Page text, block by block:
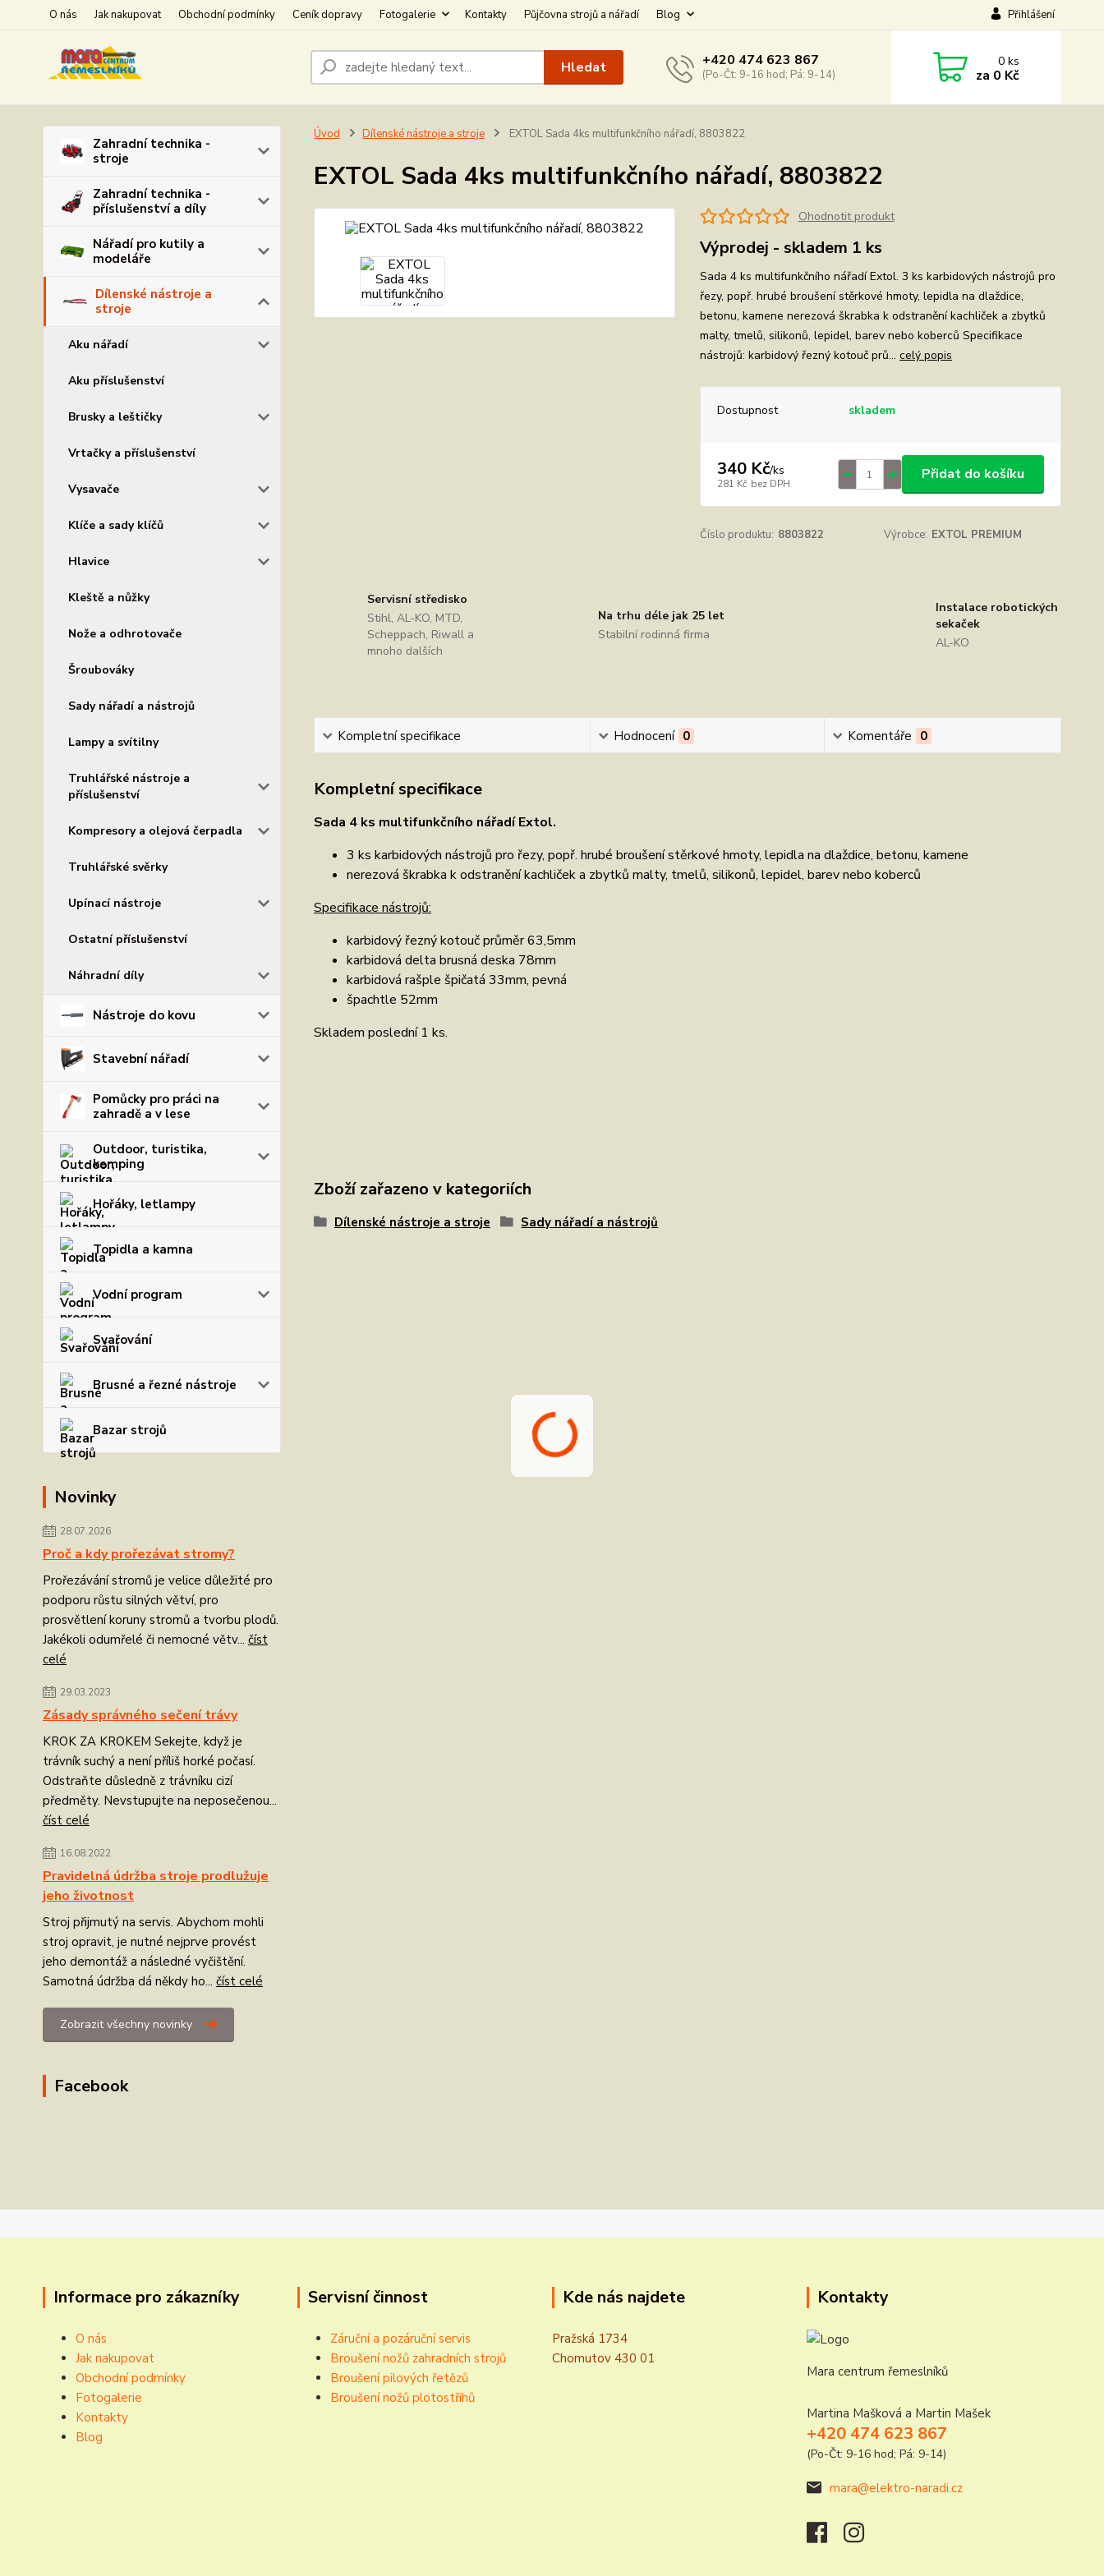
O nás Jak nakupovat Obchodní podmínky Ceník dopravy Fotogalerie Kontakty Půjčovna strojů a nářadí Blog Přihlášení
Hledat +420 474 623 867
(Po-Čt: 9-16 hod; Pá: 9-14)
0ks
za 0 Kč
Zahradní technika -
stroje
Zahradní technika -
příslušenství a díly
Nářadí pro kutily a
modeláře
Dílenské nástroje a
stroje
Aku nářadí
Aku příslušenství
Brusky a leštičky
Vrtačky a příslušenství
Vysavače
Klíče a sady klíčů
Hlavice
Kleště a nůžky
Nože a odhrotovače
Šroubováky
Sady nářadí a nástrojů
Lampy a svítilny
Truhlářské nástroje a
příslušenství
Kompresory a olejová čerpadla
Truhlářské svěrky
Upínací nástroje
Ostatní příslušenství
Náhradní díly
Nástroje do kovu
Stavební nářadí
Pomůcky pro práci na
zahradě a v lese
Outdoor, turistika,
kemping
Hořáky, letlampy
Topidla a kamna
Vodní program
Svařování
Brusné a řezné nástroje
Bazar strojů
Novinky
28.07.2026
Proč a kdy prořezávat stromy?
Prořezávání stromů je velice důležité pro
podporu růstu silných větví, pro
prosvětlení koruny stromů a tvorbu plodů.
Jakékoli odumřelé či nemocné větv... číst
celé
29.03.2023
Zásady správného sečení trávy
KROK ZA KROKEM Sekejte, když je
trávník suchý a není příliš horké počasí.
Odstraňte důsledně z trávníku cizí
předměty. Nevstupujte na neposečenou...
číst celé
16.08.2022
Pravidelná údržba stroje prodlužuje
jeho životnost
Stroj přijmutý na servis. Abychom mohli
stroj opravit, je nutné nejprve provést
jeho demontáž a následné vyčištění.
Samotná údržba dá někdy ho... číst celé
Zobrazit všechny novinky
Facebook
Úvod Dílenské nástroje a stroje EXTOL Sada 4ks multifunkčního nářadí, 8803822
EXTOL Sada 4ks multifunkčního nářadí, 8803822
Ohodnotit produkt
Výprodej - skladem 1 ks
Sada 4 ks multifunkčního nářadí Extol. 3 ks karbidových nástrojů pro
řezy, popř. hrubé broušení stěrkové hmoty, lepidla na dlaždice,
betonu, kamene nerezová škrabka k odstranění kachliček a zbytků
malty, tmelů, silikonů, lepidel, barev nebo koberců Specifikace
nástrojů: karbidový řezný kotouč prů... celý popis
Dostupnost skladem
340 Kč/ks
281 Kč bez DPH
Přidat do košíku
Číslo produktu: 8803822 Výrobce: EXTOL PREMIUM
Servisní středisko
Stihl, AL-KO, MTD,
Scheppach, Riwall a
mnoho dalších
Na trhu déle jak 25 let
Stabilní rodinná firma
Instalace robotických
sekaček
AL-KO
Kompletní specifikace Hodnocení 0 Komentáře 0
Kompletní specifikace
Sada 4 ks multifunkčního nářadí Extol.
3 ks karbidových nástrojů pro řezy, popř. hrubé broušení stěrkové hmoty, lepidla na dlaždice, betonu, kamene
nerezová škrabka k odstranění kachliček a zbytků malty, tmelů, silikonů, lepidel, barev nebo koberců
Specifikace nástrojů:
karbidový řezný kotouč průměr 63,5mm
karbidová delta brusná deska 78mm
karbidová rašple špičatá 33mm, pevná
špachtle 52mm
Skladem poslední 1 ks.
Zboží zařazeno v kategoriích
Dílenské nástroje a stroje Sady nářadí a nástrojů
Informace pro zákazníky
O nás
Jak nakupovat
Obchodní podmínky
Fotogalerie
Kontakty
Blog
Servisní činnost
Záruční a pozáruční servis
Broušení nožů zahradních strojů
Broušení pilových řetězů
Broušení nožů plotostřihů
Kde nás najdete
Pražská 1734
Chomutov 430 01
Kontakty
Mara centrum řemeslníků
Martina Mašková a Martin Mašek
+420 474 623 867
(Po-Čt: 9-16 hod; Pá: 9-14)
mara@elektro-naradi.cz